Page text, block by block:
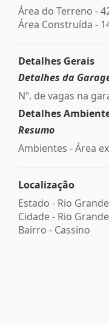
Área do Terreno -
Área Construída -
Detalhes Gerais
Detalhes da
Nº. de vagas na
Detalhes
Resumo
Ambientes - Área
Localização
Estado - Rio
Cidade - Rio Grande
Bairro - Cassino